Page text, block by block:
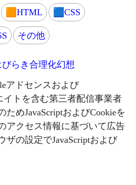
📊アクセス数
💻IT関連
🔆ソフトウェア
📶ネット接続
👖モンベル 🔨自作